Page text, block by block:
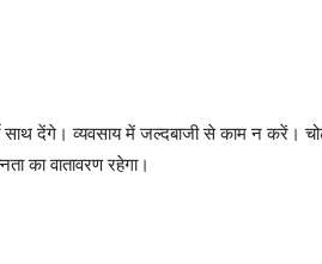
साथ देंगे। व्यवसाय में जल्दबाजी से काम न करें।
का वातावरण रहेगा।